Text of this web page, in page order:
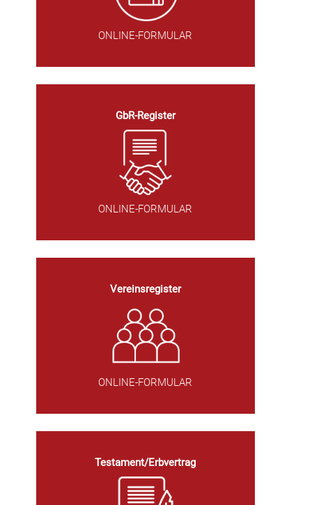
ONLINE-FORMULAR
GbR-Register
ONLINE-FORMULAR
Vereinsregister
ONLINE-FORMULAR
Testament/Erbvertrag